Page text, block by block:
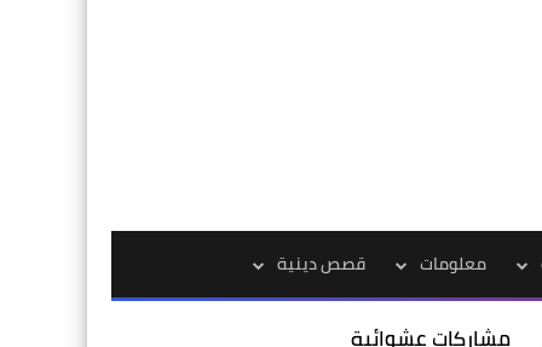
معلومات قصص دينية
مشاركات عشوائية